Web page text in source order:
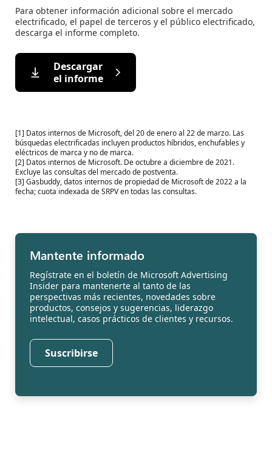
Para obtener información adicional sobre el mercado
electrificado, el papel de terceros y el público electrificado,
descarga el informe completo.
Descargar
el informe
[1] Datos internos de Microsoft, del 20 de enero al 22 de marzo. Las
búsquedas electrificadas incluyen productos híbridos, enchufables y
eléctricos de marca y no de marca.
[2] Datos internos de Microsoft. De octubre a diciembre de 2021.
Excluye las consultas del mercado de postventa.
[3] Gasbuddy, datos internos de propiedad de Microsoft de 2022 a la
fecha; cuota indexada de SRPV en todas las consultas.
Mantente informado
Regístrate en el boletín de Microsoft Advertising
Insider para mantenerte al tanto de las
perspectivas más recientes, novedades sobre
productos, consejos y sugerencias, liderazgo
intelectual, casos prácticos de clientes y recursos.
Suscribirse